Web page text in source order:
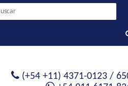
(+54 +11) 4371-0123 /